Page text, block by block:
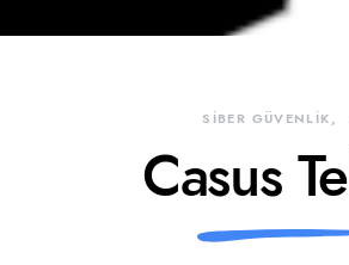
SİBER GÜVENLİK
Casus